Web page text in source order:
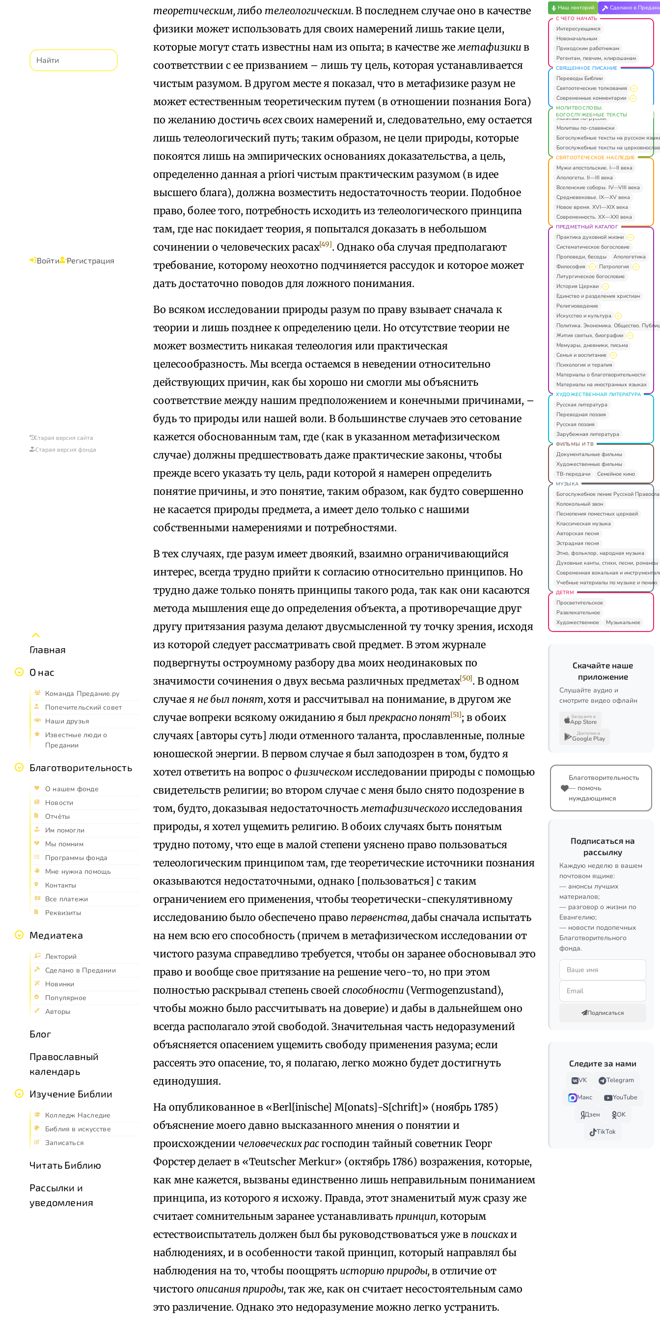
Войти Регистрация
Старая версия сайта
Старая версия фонда
Главная
О нас
Команда Предание.ру
Попечительский совет
Наши друзья
Известные люди о
Предании
Благотворительность
О нашем фонде
Новости
Отчёты
Им помогли
Мы помним
Программы фонда
Мне нужна помощь
Контакты
Все платежи
Реквизиты
Медиатека
Лекторий
Сделано в Предании
Новинки
Популярное
Авторы
Блог
Православный
календарь
Изучение Библии
Колледж Наследие
Библия в искусстве
Записаться
Читать Библию
Рассылки и
уведомления
теоретическим, либо телеологическим. В последнем случае оно в качестве
физики может использовать для своих намерений лишь такие цели,
которые могут стать известны нам из опыта; в качестве жеметафизики в
соответствии с ее призванием – лишь ту цель, которая устанавливается
чистым разумом. В другом месте я показал, что в метафизике разум не
может естественным теоретическим путем (в отношении познания Бога)
по желанию достичь всехсвоих намерений и, следовательно, ему остается
лишь телеологический путь; таким образом, не цели природы, которые
покоятся лишь на эмпирических основаниях доказательства, а цель,
определенно данная a priori чистым практическим разумом (в идее
высшего блага), должна возместить недостаточность теории. Подобное
право, более того, потребность исходить из телеологического принципа
там, где нас покидает теория, я попытался доказать в небольшом
сочинении о человеческих расах[49]. Однако оба случая предполагают
требование, которому неохотно подчиняется рассудок и которое может
дать достаточно поводов для ложного понимания.
Во всяком исследовании природы разум по праву взывает сначала к
теории и лишь позднее к определению цели. Но отсутствие теории не
может возместить никакая телеология или практическая
целесообразность. Мы всегда остаемся в неведении относительно
действующих причин, как бы хорошо ни смогли мы объяснить
соответствие между нашим предположением и конечными причинами, –
будь то природы или нашей воли. В большинстве случаев это сетование
кажется обоснованным там, где (как в указанном метафизическом
случае) должны предшествовать даже практические законы, чтобы
прежде всего указать ту цель, ради которой я намерен определить
понятие причины, и это понятие, таким образом, как будто совершенно
не касается природы предмета, а имеет дело только с нашими
собственными намерениями и потребностями.
В тех случаях, где разум имеет двоякий, взаимно ограничивающийся
интерес, всегда трудно прийти к согласию относительно принципов. Но
трудно даже только понять принципы такого рода, так как они касаются
метода мышления еще до определения объекта, а противоречащие друг
другу притязания разума делают двусмысленной ту точку зрения, исходя
из которой следует рассматривать свой предмет. В этом журнале
подвергнуты остроумному разбору два моих неодинаковых по
значимости сочинения о двух весьма различных предметах[50]. В одном
случае я не был понят, хотя и рассчитывал на понимание, в другом же
случае вопреки всякому ожиданию я был прекрасно понят[51]; в обоих
случаях [авторы суть] люди отменного таланта, прославленные, полные
юношеской энергии. В первом случае я был заподозрен в том, будто я
хотел ответить на вопрос о физическом исследовании природы с помощью
свидетельств религии; во втором случае с меня было снято подозрение в
том, будто, доказывая недостаточностьметафизическогоисследования
природы, я хотел ущемить религию. В обоих случаях быть понятым
трудно потому, что еще в малой степени уяснено право пользоваться
телеологическим принципом там, где теоретические источники познания
оказываются недостаточными, однако [пользоваться] с таким
ограничением его применения, чтобы теоретически-спекулятивному
исследованию было обеспечено право первенства, дабы сначала испытать
на нем всю его способность (причем в метафизическом исследовании от
чистого разума справедливо требуется, чтобы он заранее обосновывал это
право и вообще свое притязание на решение чего-то, но при этом
полностью раскрывал степень своей способности (Vermogenzustand),
чтобы можно было рассчитывать на доверие) и дабы в дальнейшем оно
всегда располагало этой свободой. Значительная часть недоразумений
объясняется опасением ущемить свободу применения разума; если
рассеять это опасение, то, я полагаю, легко можно будет достигнуть
единодушия.
На опубликованное в «Berl[inische] M[onats]-S[chrift]» (ноябрь 1785)
объяснение моего давно высказанного мнения о понятии и
происхождении человеческих расгосподин тайный советник Георг
Форстер делает в «Teutscher Merkur» (октябрь 1786) возражения, которые,
как мне кажется, вызваны единственно лишь неправильным пониманием
принципа, из которого я исхожу. Правда, этот знаменитый муж сразу же
считает сомнительным заранее устанавливать принцип, которым
естествоиспытатель должен был бы руководствоваться уже в поискахи
наблюдениях, и в особенности такой принцип, который направлял бы
наблюдения на то, чтобы поощрять историю природы, в отличие от
чистого описания природы, так же, как он считает несостоятельным само
это различение. Однако это недоразумение можно легко устранить.
Наш лекторий Сделано в
С ЧЕГО НАЧАТЬ
Интересующимся
Новоначальным
Приходским работникам
Регентам, певчим, клирошанам
СВЯЩЕННОЕ ПИСАНИЕ
Переводы Библии
Святоотеческие толкования
Современные комментарии
МОЛИТВОСЛОВЫ.
БОГОСЛУЖЕБНЫЕ ТЕКСТЫ
Молитвы по-русски
Молитвы по-славянски
Богослужебные тексты на русском
Богослужебные тексты на
СВЯТООТЕЧЕСКОЕ НАСЛЕДИЕ
Мужи апостольские. I—II века
Апологеты. II—III века
Вселенские соборы. IV—VIII века
Средневековье. IX—XV века
Новое время. XVI—XIX века
Современность. XX—XXI века
ПРЕДМЕТНЫЙ КАТАЛОГ
Практика духовной жизни
Систематическое богословие
Проповеди, беседы
Апологетика
Философия
Патрология
Литургическое богословие
История Церкви
Единство и разделения христиан
Религиоведение
Искусство и культура
Политика. Экономика. Общество.
Жития святых, биографии
Мемуары, дневники, письма
Семья и воспитание
Психология и терапия
Материалы о благотворительности
Материалы на иностранных языках
ХУДОЖЕСТВЕННАЯ ЛИТЕРАТУРА
Русская литература
Переводная поэзия
Русская поэзия
Зарубежная литература
ФИЛЬМЫ И ТВ
Документальные фильмы
Художественные фильмы
ТВ-передачи
Семейное кино
МУЗЫКА
Богослужебное пение Русской
Колокольный звон
Песнопения поместных церквей
Классическая музыка
Авторская песня
Эстрадная песня
Этно, фольклор, народная музыка
Духовные канты, стихи, песни, романсы
Современная вокальная и
Учебные материалы по музыке и пению
ДЕТЯМ
Просветительское
Развлекательное
Художественное
Музыкальное
Скачайте наше
приложение
Слушайте аудио и
смотрите видео офлайн
Загрузите в
App Store
Доступно в
Google Play
Благотворительность
— помочь
нуждающимся
Подписаться на
рассылку
Каждую неделю в вашем
почтовом ящике:
— анонсы лучших
материалов;
— разговор о жизни по
Евангелию;
— новости подопечных
Благотворительного
фонда.
Подписаться
Следите за нами
VK
Telegram
Макс
YouTube
Дзен
OK
TikTok